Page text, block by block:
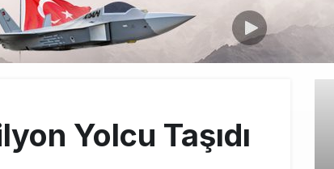
İstanbul’a indi
777X için United kararı
Nasıl Yolcu Olur?
Yolcu Taşıdı